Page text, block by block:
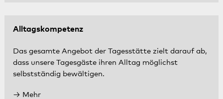
Alltagskompetenz
Das gesamte Angebot der Tagesstätte zielt darauf ab,
dass unsere Tagesgäste ihren Alltag möglichst
selbstständig bewältigen.
Mehr